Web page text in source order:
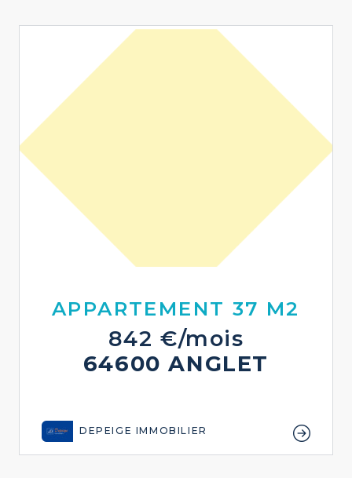
APPARTEMENT 37 M2
842 €/mois
64600 ANGLET
DEPEIGE IMMOBILIER